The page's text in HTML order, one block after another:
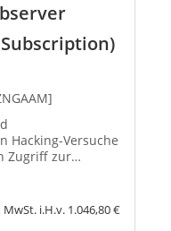
Hacking-Versuche
Zugriff zur
für
gängige
MwSt. i.H.v. 1.046,80 €